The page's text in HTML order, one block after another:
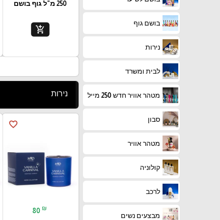
בושם גוף
נירות
לבית ומשרד
מטהר אוויר חדש 250 מייל
סבון
מטהר אוויר
קולוניה
לרכב
מבצעים נשים
250 מ"ל גוף בושם
add_shopping_cart
נירות
favorite_border
80 ₪